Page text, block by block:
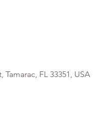
FL 33351, USA